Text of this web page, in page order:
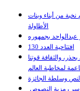
من أبناء وبنات
الأطاولة
عبدالواحد بجمهوره
افتتاحية العدد 130
والثقافة قوتنا
النص وسلطة الجائزة
وسر رمزية النصوص